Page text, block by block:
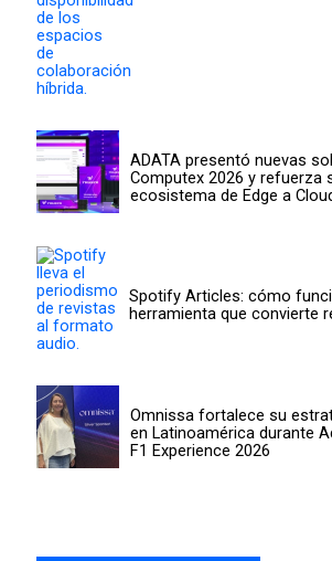
ADATA presentó nuevas
Computex 2026 y refuerza
ecosistema de Edge a
Spotify Articles: cómo
herramienta que convierte
Omnissa fortalece su
en Latinoamérica durante
F1 Experience 2026